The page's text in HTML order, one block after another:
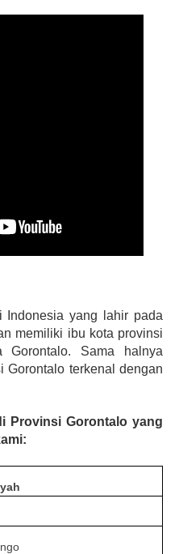
Indonesia yang lahir pada
memiliki ibu kota provinsi
Gorontalo. Sama halnya
Gorontalo terkenal dengan
Provinsi Gorontalo yang